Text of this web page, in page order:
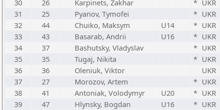
30
26 Karpinets, Zakhar * UKR
31
25 Pyanov, Tymofei * UKR
32
44 Chuiko, Maksym U14 * UKR
33
43 Basarab, Andrii U16 * UKR
34
37 Bashutsky, Vladyslav * UKR
35
35 Tugaj, Nikita * UKR
36
36 Oleniuk, Viktor
UKR
37
27 Morozov, Artem * UKR
38
41 Antoniak, Volodymyr U20 * UKR
39
47 Hlynsky, Bogdan U16 * UKR